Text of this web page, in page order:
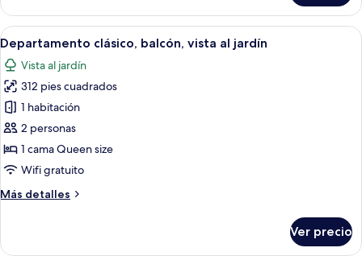
Club,
vista
al
jardín
Abrir
todas
las
fotos
de
Departamento
clásico,
balcón,
al
Un dormitorio con una cama, ropa
5
Departamento clásico, balcón, vista al jardín
Vista al jardín
312 pies cuadrados
1 habitación
2 personas
1 cama Queen size
Wifi gratuito
Más detalles
Más
clásico,
Ver precio